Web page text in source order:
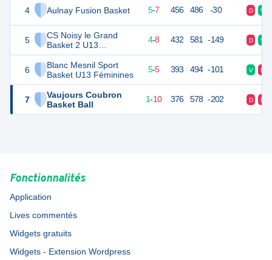
4 Aulnay Fusion Basket
5
CS Noisy le Grand
Basket 2 U13
Féminines
6
Blanc Mesnil Sport
Basket U13 Féminines
7
Vaujours Coubron
Basket Ball
17 12 5-7 456 486 -30 D V
16 4-8 432 581 -149 D V
15 5-5 393 494 -101 V D
12 1-10 376 578 -202 D D
Fonctionnalités
Application
Lives commentés
Widgets gratuits
Widgets - Extension Wordpress